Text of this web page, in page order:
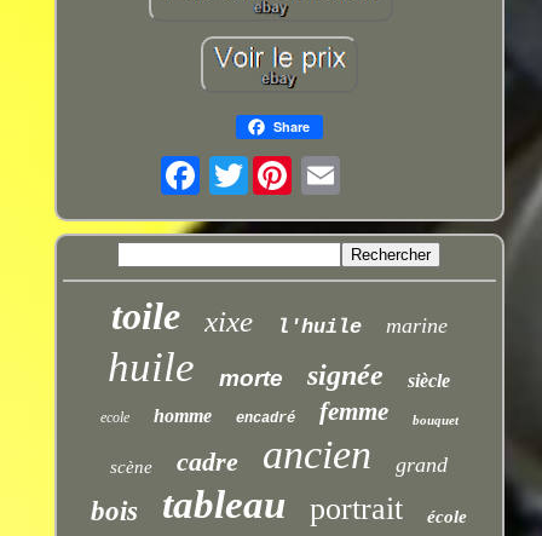
Share
Twitter
toile xixe l'huile marine
huile morte signée siècle
ecole homme encadré femme bouquet
scène cadre ancien grand
bois tableau portrait école